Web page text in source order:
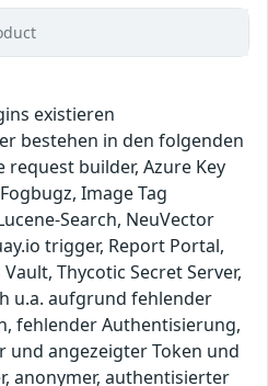
existieren
bestehen in den folgenden
request builder, Azure Key
Image Tag
Search, NeuVector
trigger, Report Portal,
Thycotic Secret Server,
u.a. aufgrund fehlender
fehlender Authentisierung,
und angezeigter Token und
anonymer, authentisierter